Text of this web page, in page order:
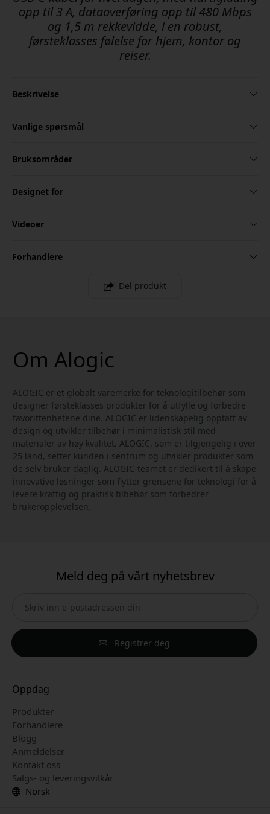
opp til 3 A, dataoverføring opp til 480 Mbps
og 1,5 m rekkevidde, i en robust,
førsteklasses følelse for hjem, kontor og
reiser.
Beskrivelse
Vanlige spørsmål
Bruksområder
Designet for
Videoer
Forhandlere
Del produkt
Om Alogic
ALOGIC er et globalt varemerke for teknologitilbehør som
designer førsteklasses produkter for å utfylle og forbedre
favorittenhetene dine. ALOGIC er lidenskapelig opptatt av
design og utvikler tilbehør i minimalistisk stil med
materialer av høy kvalitet. ALOGIC, som er tilgjengelig i over
25 land, setter kunden i sentrum og utvikler produkter som
de selv bruker daglig. ALOGIC-teamet er dedikert til å skape
innovative løsninger som flytter grensene for teknologi for å
levere kraftig og praktisk tilbehør som forbedrer
brukeropplevelsen.
Meld deg på vårt nyhetsbrev
Registrer deg
Oppdag
Produkter
Forhandlere
Blogg
Anmeldelser
Kontakt oss
Salgs- og leveringsvilkår
Norsk